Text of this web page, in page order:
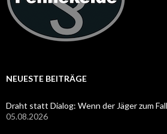
NEUESTE BEITRÄGE
Draht statt Dialog: Wenn der Jäger zum
05.08.2026